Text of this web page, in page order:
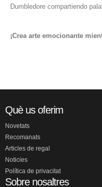
Dumbledore compartiendo
¡Crea arte emocionante
Què us oferim
Novetats
Recomanats
Articles de regal
Noticies
Política de privacitat
Sobre nosaltres